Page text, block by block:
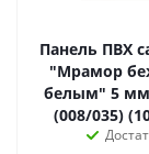
Панель ПВХ
"Мрамор
белым" 5
(008/035)